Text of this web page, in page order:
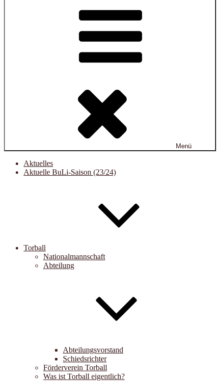
Menü
Aktuelles
Aktuelle BuLi-Saison (23/24)
Torball
Nationalmannschaft
Abteilung
Abteilungsvorstand
Schiedsrichter
Förderverein Torball
Was ist Torball eigentlich?